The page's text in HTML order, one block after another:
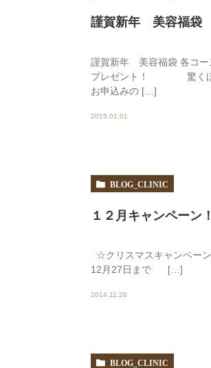
謹賀新年 美容福袋
謹賀新年 美容福袋 各コー
プレゼント！ 驚く
お申込みの […]
2015.01.01
BLOG_CLINIC
１２月キャンペーン！
☆クリスマスキャンペー
12月27日まで […]
2014.11.28
BLOG_CLINIC